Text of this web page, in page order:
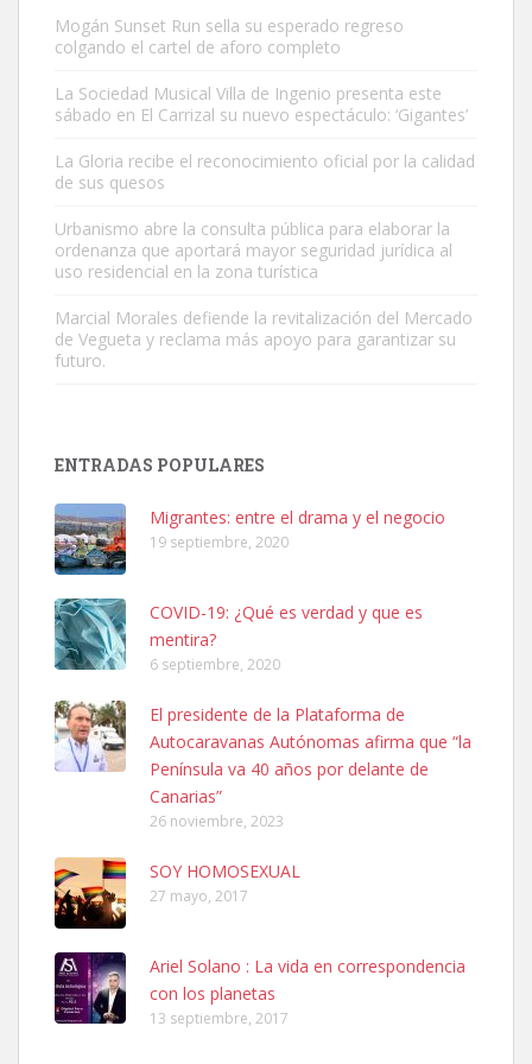
Adopción urgente
hembra, 4 años. Por motivos personales ...
Leales.org » Gran Canaria | 6.7.2025
PERRO MACHO RAZA SHIBA CON MICROCHIP PERDIDO HOY
06/07/2025 ZONA MESA Y LOPEZ. ES MUY ASUSTADIZO
Leales.org » Gran Canaria
Ninfa perdida
El día 5 se los perdió una ninfa papillera, asustada tiene miedo a la
calle, se perdió por la zon...
Leales.org » Gran Canaria
Adopcion
Busco casa de acogida para mi perrita ya que por temas de trabajo
Mogán Sunset Run sella su esperado regreso
colgando el cartel de aforo completo
La Sociedad Musical Villa de Ingenio presenta este
sábado en El Carrizal su nuevo espectáculo: ‘Gigantes’
La Gloria recibe el reconocimiento oficial por la calidad
de sus quesos
Urbanismo abre la consulta pública para elaborar la
ordenanza que aportará mayor seguridad jurídica al
uso residencial en la zona turística
Marcial Morales defiende la revitalización del Mercado
de Vegueta y reclama más apoyo para garantizar su
futuro.
ENTRADAS POPULARES
Migrantes: entre el drama y el negocio
19 septiembre, 2020
COVID-19: ¿Qué es verdad y que es
mentira?
6 septiembre, 2020
El presidente de la Plataforma de
Autocaravanas Autónomas afirma que “la
Península va 40 años por delante de
Canarias”
26 noviembre, 2023
SOY HOMOSEXUAL
27 mayo, 2017
Ariel Solano : La vida en correspondencia
con los planetas
13 septiembre, 2017